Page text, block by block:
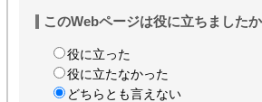
このWebページは役に立ちましたか
役に立った
役に立たなかった
どちらとも言えない